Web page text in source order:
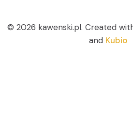
© 2026 kawenski.pl. Created
and Kubio